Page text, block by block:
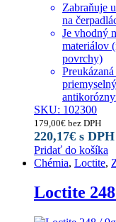
Zabraňuje
na
Je vhodný
materiálov
povrchy)
SKU: 102300
179,00€ bez DPH
220,17€ s DPH
Pridať do košíka
Chémia, Loctite,
Loctite